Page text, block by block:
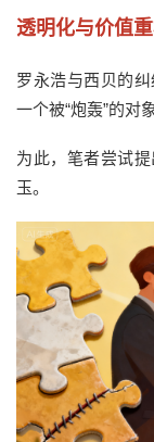
透明化与价值
罗永浩与西贝的
一个被“炮轰”的对象
为此，笔者尝试提
玉。